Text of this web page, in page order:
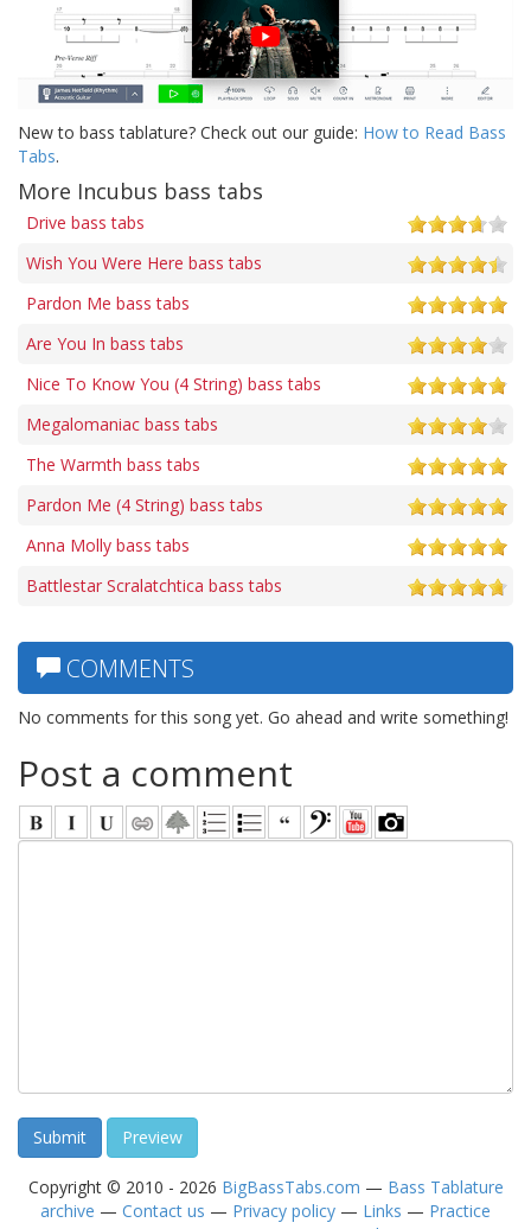
New to bass tablature? Check out our guide: How to Read Bass
Tabs.
More Incubus bass tabs
Drive bass tabs
Wish You Were Here bass tabs
Pardon Me bass tabs
Are You In bass tabs
Nice To Know You (4 String) bass tabs
Megalomaniac bass tabs
The Warmth bass tabs
Pardon Me (4 String) bass tabs
Anna Molly bass tabs
Battlestar Scralatchtica bass tabs
COMMENTS
No comments for this song yet. Go ahead and write something!
Post a comment
Copyright © 2010 - 2026 BigBassTabs.com — Bass Tablature
archive — Contact us — Privacy policy — Links — Practice